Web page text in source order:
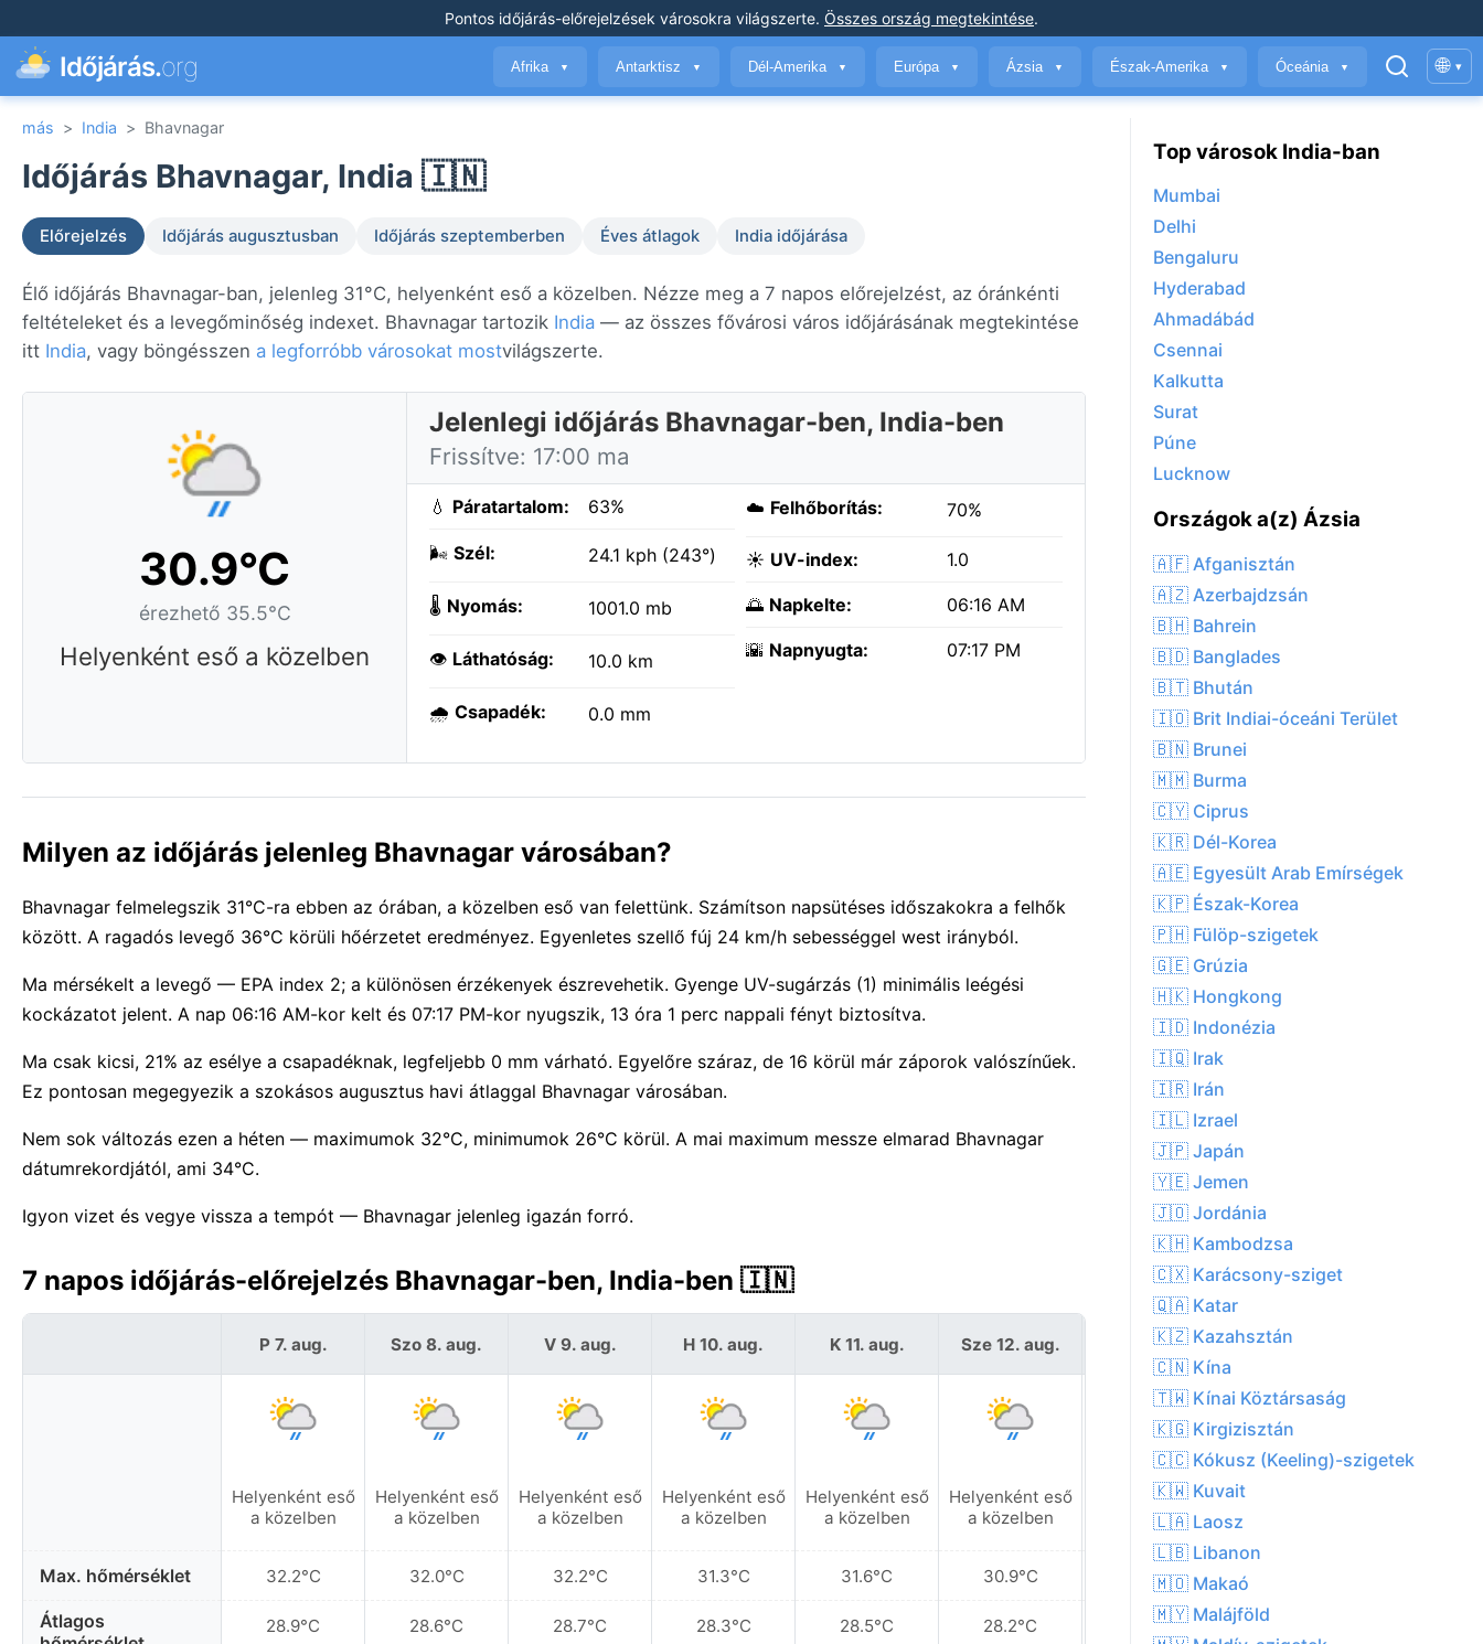
Pontos időjárás-előrejelzések városokra világszerte. Összes ország megtekintése.
Időjárás.org Afrika ▼ Antarktisz ▼ Dél-Amerika ▼ Európa ▼ Ázsia ▼ Észak-Amerika ▼ Óceánia ▼ 🌐 ▾
más > India > Bhavnagar
Időjárás Bhavnagar, India 🇮🇳
Előrejelzés Időjárás augusztusban Időjárás szeptemberben Éves átlagok India időjárása
Élő időjárás Bhavnagar-ban, jelenleg 31°C, helyenként eső a közelben. Nézze meg a 7 napos előrejelzést, az óránkénti
feltételeket és a levegőminőség indexet. Bhavnagar tartozik India — az összes fővárosi város időjárásának megtekintése
itt India, vagy böngésszen a legforróbb városokat mostvilágszerte.
30.9°C
érezhető 35.5°C
Helyenként eső a közelben
Jelenlegi időjárás Bhavnagar-ben, India-ben
Frissítve: 17:00 ma
💧 Páratartalom: 63%
🌬️ Szél: 24.1 kph (243°)
🌡️ Nyomás: 1001.0 mb
👁️ Láthatóság: 10.0 km
🌧️ Csapadék: 0.0 mm
☁️ Felhőborítás: 70%
☀️ UV-index: 1.0
🌅 Napkelte: 06:16 AM
🌇 Napnyugta: 07:17 PM
Milyen az időjárás jelenleg Bhavnagar városában?
Bhavnagar felmelegszik 31°C-ra ebben az órában, a közelben eső van felettünk. Számítson napsütéses időszakokra a felhők
között. A ragadós levegő 36°C körüli hőérzetet eredményez. Egyenletes szellő fúj 24 km/h sebességgel west irányból.
Ma mérsékelt a levegő — EPA index 2; a különösen érzékenyek észrevehetik. Gyenge UV-sugárzás (1) minimális leégési
kockázatot jelent. A nap 06:16 AM-kor kelt és 07:17 PM-kor nyugszik, 13 óra 1 perc nappali fényt biztosítva.
Ma csak kicsi, 21% az esélye a csapadéknak, legfeljebb 0 mm várható. Egyelőre száraz, de 16 körül már záporok valószínűek.
Ez pontosan megegyezik a szokásos augusztus havi átlaggal Bhavnagar városában.
Nem sok változás ezen a héten — maximumok 32°C, minimumok 26°C körül. A mai maximum messze elmarad Bhavnagar
dátumrekordjától, ami 34°C.
Igyon vizet és vegye vissza a tempót — Bhavnagar jelenleg igazán forró.
7 napos időjárás-előrejelzés Bhavnagar-ben, India-ben 🇮🇳
Max. hőmérséklet
Átlagos
P 7. aug.
Helyenként eső
a közelben
32.2°C
28.9°C
Szo 8. aug.
Helyenként eső
a közelben
32.0°C
28.6°C
V 9. aug.
Helyenként eső
a közelben
32.2°C
28.7°C
H 10. aug.
Helyenként eső
a közelben
31.3°C
28.3°C
K 11. aug.
Helyenként eső
a közelben
31.6°C
28.5°C
Sze 12. aug.
Helyenként eső
a közelben
30.9°C
28.2°C
Cs 13. aug.
Helyenként eső
a közelben
31.3°C
28.5°C
Top városok India-ban
Mumbai
Delhi
Bengaluru
Hyderabad
Ahmadábád
Csennai
Kalkutta
Surat
Púne
Lucknow
Országok a(z) Ázsia
🇦🇫 Afganisztán
🇦🇿 Azerbajdzsán
🇧🇭 Bahrein
🇧🇩 Banglades
🇧🇹 Bhután
🇮🇴 Brit Indiai-óceáni Terület
🇧🇳 Brunei
🇲🇲 Burma
🇨🇾 Ciprus
🇰🇷 Dél-Korea
🇦🇪 Egyesült Arab Emírségek
🇰🇵 Észak-Korea
🇵🇭 Fülöp-szigetek
🇬🇪 Grúzia
🇭🇰 Hongkong
🇮🇩 Indonézia
🇮🇶 Irak
🇮🇷 Irán
🇮🇱 Izrael
🇯🇵 Japán
🇾🇪 Jemen
🇯🇴 Jordánia
🇰🇭 Kambodzsa
🇨🇽 Karácsony-sziget
🇶🇦 Katar
🇰🇿 Kazahsztán
🇨🇳 Kína
🇹🇼 Kínai Köztársaság
🇰🇬 Kirgizisztán
🇨🇨 Kókusz (Keeling)-szigetek
🇰🇼 Kuvait
🇱🇦 Laosz
🇱🇧 Libanon
🇲🇴 Makaó
🇲🇾 Malájföld